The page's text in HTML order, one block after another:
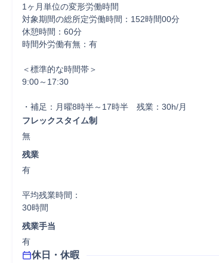
1ヶ月単位の変形労働時間
対象期間の総所定労働時間：152時間00分
休憩時間：60分
時間外労働有無：有
＜標準的な時間帯＞
9:00～17:30
・補足：月曜8時半～17時半　残業：30h/月
フレックスタイム制
無
残業
有
平均残業時間：
30時間
残業手当
有
休日・休暇